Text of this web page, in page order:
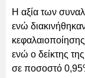
Η αξία των
ενώ
ενώ ο δείκτης
σε ποσοστό